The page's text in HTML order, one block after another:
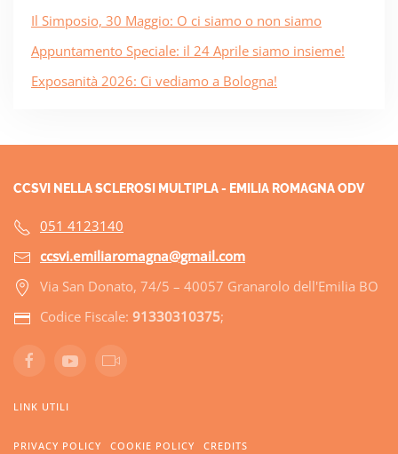
Il Simposio, 30 Maggio: O ci siamo o non siamo
Appuntamento Speciale: il 24 Aprile siamo insieme!
Exposanità 2026: Ci vediamo a Bologna!
CCSVI NELLA SCLEROSI MULTIPLA - EMILIA ROMAGNA ODV
051 4123140
ccsvi.emiliaromagna@gmail.com
Via San Donato, 74/5 – 40057 Granarolo dell'Emilia BO
Codice Fiscale: 91330310375;
LINK UTILI
PRIVACY POLICY COOKIE POLICY CREDITS